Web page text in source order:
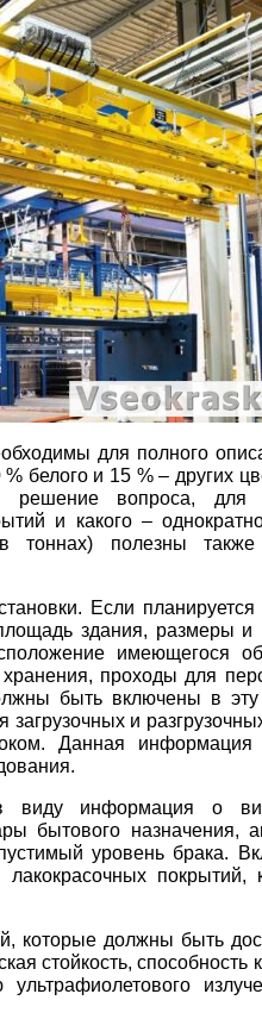
для полного
белого и 15 % – других
решение вопроса, для
и какого –
тоннах) полезны
Если планируется
здания, размеры и
имеющегося
проходы для
быть включены в
и
Данная информация
виду информация о
бытового назначения,
уровень брака.
покрытий,
которые должны быть
стойкость,
ультрафиолетового